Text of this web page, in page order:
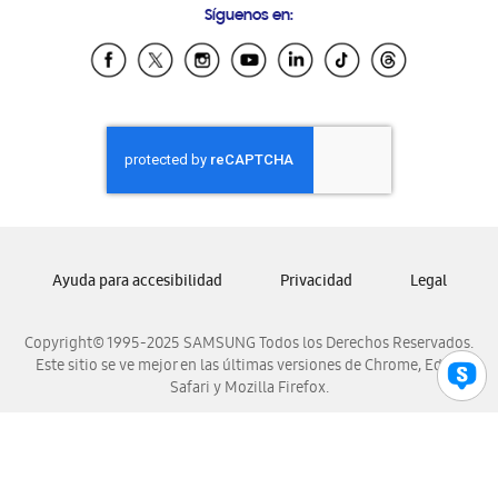
Samsung Ecuador
Samsung El Salvador
Samsung Honduras
Samsung Nicaragua
Samsung Panamá
Samsung Venezuela
Síguenos en:
Copyright© 1995-2025 SAMSUNG Todos los Derechos Reservados.
Este sitio se ve mejor en las últimas versiones de Chrome, Edge,
Safari y Mozilla Firefox.
Ayuda para accesibilidad Privacidad Legal